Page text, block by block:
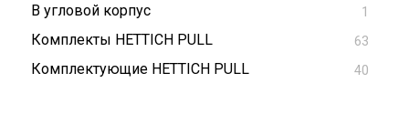
В угловой корпус 1
Комплекты HETTICH PULL 63
Комплектующие HETTICH PULL 40